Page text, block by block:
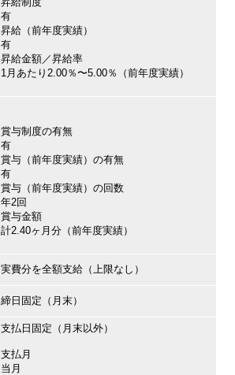
有
昇給（前年度実績）
有
昇給金額／昇給率
1月あたり2.00％〜5.00％（前年度実績）
賞与制度の有無
有
賞与（前年度実績）の有無
有
賞与（前年度実績）の回数
年2回
賞与金額
計2.40ヶ月分（前年度実績）
実費分を全額支給（上限なし）
締日固定（月末）
支払日固定（月末以外）
支払月
当月